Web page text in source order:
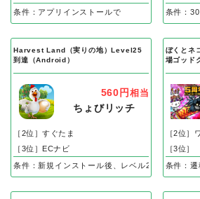
条件：アプリインストールで
条件：
Harvest Land（実りの地）Level25
到達（Android）
560円 相当
ちょびリッチ
［2位］すぐたま
［3位］ECナビ
条件：新規インストール後、レベル25到達で成果
ぼくとネ
場ゴッド
［2位］
［3位］
条件：